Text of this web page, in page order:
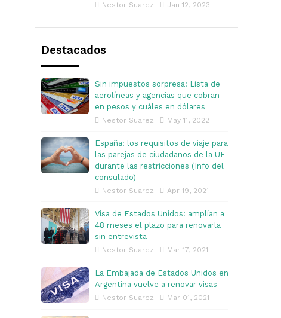
Nestor Suarez Jan 12, 2023
Destacados
Sin impuestos sorpresa: Lista de
aerolíneas y agencias que cobran
en pesos y cuáles en dólares
Nestor Suarez May 11, 2022
España: los requisitos de viaje para
las parejas de ciudadanos de la UE
durante las restricciones (Info del
consulado)
Nestor Suarez Apr 19, 2021
Visa de Estados Unidos: amplían a
48 meses el plazo para renovarla
sin entrevista
Nestor Suarez Mar 17, 2021
La Embajada de Estados Unidos en
Argentina vuelve a renovar visas
Nestor Suarez Mar 01, 2021